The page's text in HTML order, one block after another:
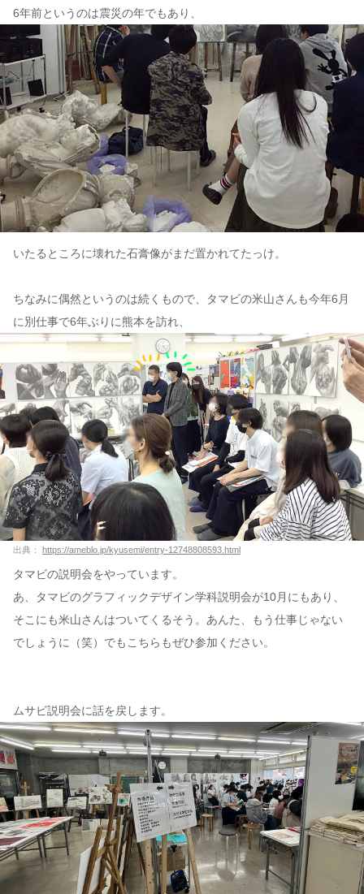
6年前というのは震災の年でもあり、
いたるところに壊れた石膏像がまだ置かれてたっけ。
ちなみに偶然というのは続くもので、タマビの米山さんも今年6月
に別仕事で6年ぶりに熊本を訪れ、
出典： https://ameblo.jp/kyusemi/entry-12748808593.html
タマビの説明会をやっています。
あ、タマビのグラフィックデザイン学科説明会が10月にもあり、
そこにも米山さんはついてくるそう。あんた、もう仕事じゃない
でしょうに（笑）でもこちらもぜひ参加ください。
ムサビ説明会に話を戻します。